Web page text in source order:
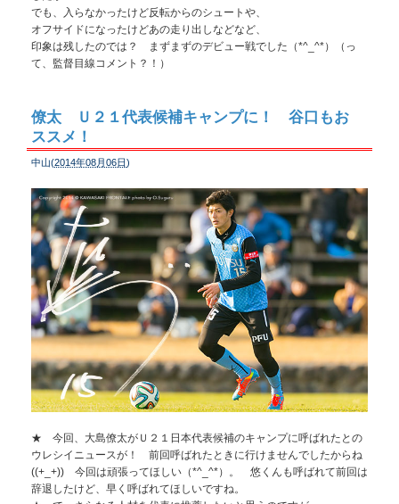
でも、入らなかったけど反転からのシュートや、
オフサイドになったけどあの走り出しなどなど、
印象は残したのでは？ まずまずのデビュー戦でした（*^_^*）（っ
て、監督目線コメント？！）
僚太 Ｕ２１代表候補キャンプに！ 谷口もお
ススメ！
中山(2014年08月06日)
★ 今回、大島僚太がＵ２１日本代表候補のキャンプに呼ばれたとの
ウレシイニュースが！ 前回呼ばれたときに行けませんでしたからね
((+_+)) 今回は頑張ってほしい（*^_^*）。 悠くんも呼ばれて前回は
辞退したけど、早く呼ばれてほしいですね。